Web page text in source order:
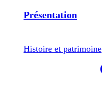
Présentation
Histoire et patrimoine